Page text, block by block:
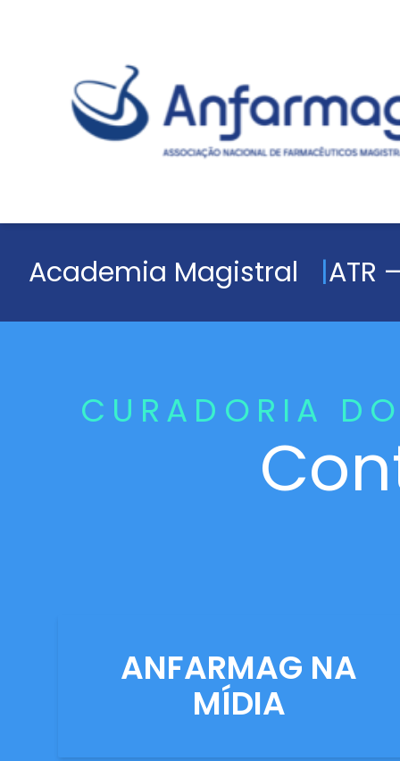
Academia Magistral ATR
CURADORIA
ANFARMAG NA
MÍDIA